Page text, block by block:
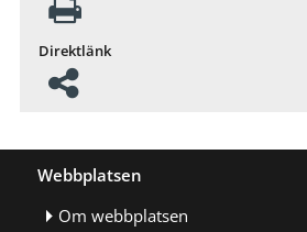
Direktlänk
Webbplatsen
Om webbplatsen